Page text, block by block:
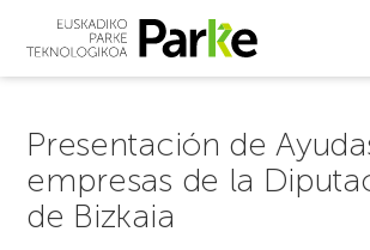
Presentación de
empresas de la
de Bizkaia